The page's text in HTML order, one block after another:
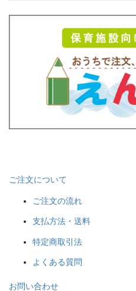
ご注文について
ご注文の流れ
支払方法・送料
特定商取引法
よくある質問
お問い合わせ